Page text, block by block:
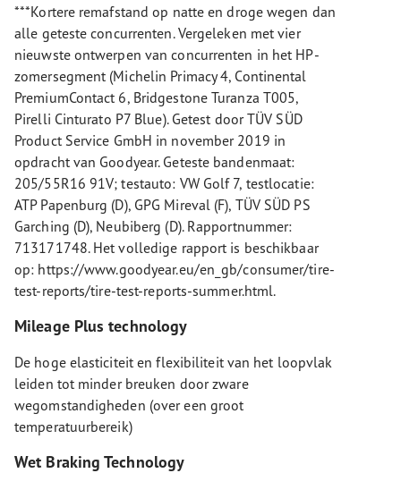
***Kortere remafstand op natte en droge wegen dan
alle geteste concurrenten. Vergeleken met vier
nieuwste ontwerpen van concurrenten in het HP-
zomersegment (Michelin Primacy 4, Continental
PremiumContact 6, Bridgestone Turanza T005,
Pirelli Cinturato P7 Blue). Getest door TÜV SÜD
Product Service GmbH in november 2019 in
opdracht van Goodyear. Geteste bandenmaat:
205/55R16 91V; testauto: VW Golf 7, testlocatie:
ATP Papenburg (D), GPG Mireval (F), TÜV SÜD PS
Garching (D), Neubiberg (D). Rapportnummer:
713171748. Het volledige rapport is beschikbaar
op: https://www.goodyear.eu/en_gb/consumer/tire-
test-reports/tire-test-reports-summer.html.
Mileage Plus technology
De hoge elasticiteit en flexibiliteit van het loopvlak
leiden tot minder breuken door zware
wegomstandigheden (over een groot
temperatuurbereik)
Wet Braking Technology